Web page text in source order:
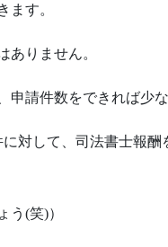
ます。
ありません。
申請件数をできれば少
対して、司法書士報
う(笑)）